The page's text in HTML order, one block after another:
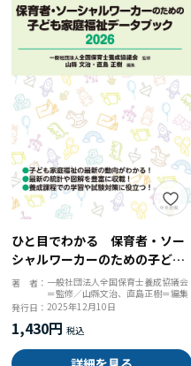
ひと目でわかる 保育者・ソー
シャルワーカーのための子ども
家庭福祉データブック２０２６
著 者： 一般社団法人全国保育士養成協議会
＝監修／山縣文治、直島正樹＝編集
発行日：2025年12月10日
1,430円